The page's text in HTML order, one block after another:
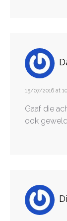
15/07/2016 at
Gaaf die
ook